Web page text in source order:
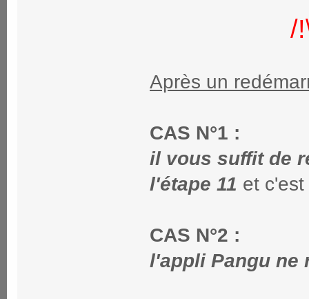
/
Après un
CAS N°1 :
il vous suffit de
l'étape 11 et
CAS N°2 :
l'appli Pangu ne